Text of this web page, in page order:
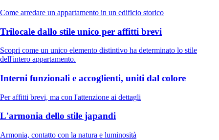
Come arredare un appartamento in un edificio storico
Trilocale dallo stile unico per affitti brevi
Scopri come un unico elemento distintivo ha determinato lo stile
dell'intero appartamento.
Interni funzionali e accoglienti, uniti dal colore
Per affitti brevi, ma con l'attenzione ai dettagli
L'armonia dello stile japandi
Armonia, contatto con la natura e luminosità